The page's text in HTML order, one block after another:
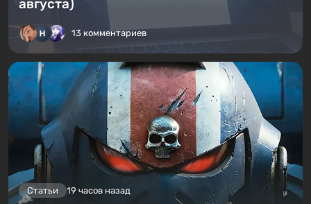
августа)
13 комментариев
Статьи 19 часов назад